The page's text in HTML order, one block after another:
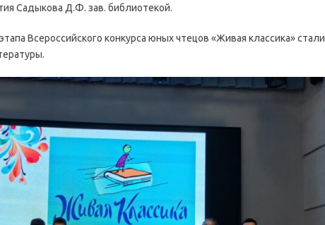
Садыкова Д.Ф. зав. библиотекой.
Всероссийского конкурса юных чтецов «Живая классика» стали